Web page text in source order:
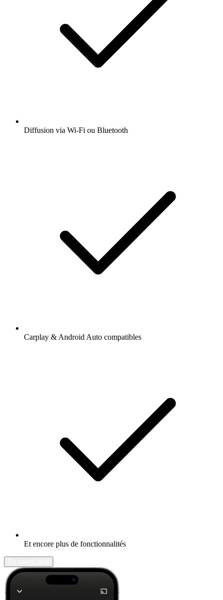
Diffusion via Wi-Fi ou Bluetooth
Carplay & Android Auto compatibles
Et encore plus de fonctionnalités